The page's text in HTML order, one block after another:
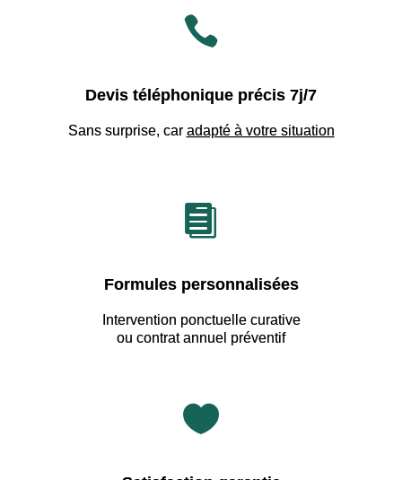

Devis téléphonique précis 7j/7
Sans surprise, car adapté à votre situation

Formules personnalisées
Intervention ponctuelle curative
ou contrat annuel préventif
